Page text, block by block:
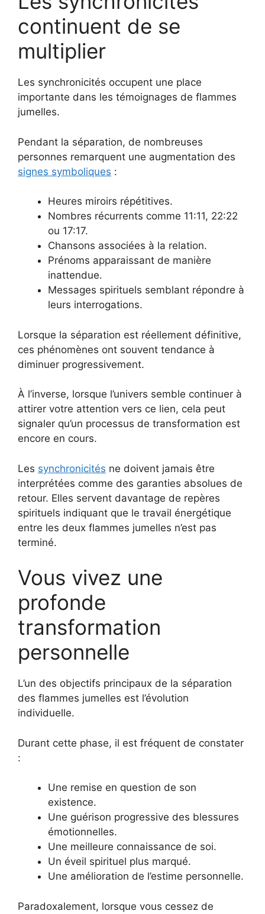
continuent de se
multiplier
Les synchronicités occupent une place
importante dans les témoignages de flammes
jumelles.
Pendant la séparation, de nombreuses
personnes remarquent une augmentation des
signes symboliques :
Heures miroirs répétitives.
Nombres récurrents comme 11:11, 22:22
ou 17:17.
Chansons associées à la relation.
Prénoms apparaissant de manière
inattendue.
Messages spirituels semblant répondre à
leurs interrogations.
Lorsque la séparation est réellement définitive,
ces phénomènes ont souvent tendance à
diminuer progressivement.
À l’inverse, lorsque l’univers semble continuer à
attirer votre attention vers ce lien, cela peut
signaler qu’un processus de transformation est
encore en cours.
Les synchronicités ne doivent jamais être
interprétées comme des garanties absolues de
retour. Elles servent davantage de repères
spirituels indiquant que le travail énergétique
entre les deux flammes jumelles n’est pas
terminé.
Vous vivez une
profonde
transformation
personnelle
L’un des objectifs principaux de la séparation
des flammes jumelles est l’évolution
individuelle.
Durant cette phase, il est fréquent de constater
:
Une remise en question de son
existence.
Une guérison progressive des blessures
émotionnelles.
Une meilleure connaissance de soi.
Un éveil spirituel plus marqué.
Une amélioration de l’estime personnelle.
Paradoxalement, lorsque vous cessez de